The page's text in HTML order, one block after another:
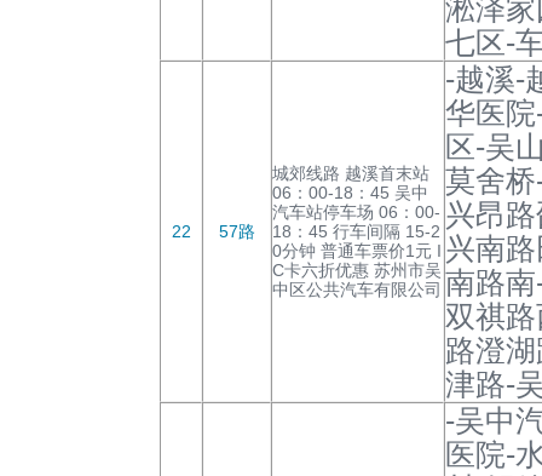
淞泽
七区-
22 57路
城郊线路 越溪首末站
06：00-18：45 吴中
汽车站停车场 06：00-
18：45 行车间隔 15-2
0分钟 普通车票价1元 I
C卡六折优惠 苏州市吴
中区公共汽车有限公司
-越溪-
华医
区-吴
莫舍
兴昂
兴南
南路
双祺
路澄
津路-
-吴中
医院-